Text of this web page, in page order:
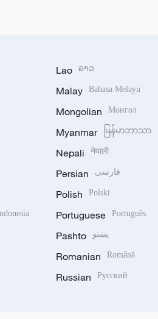
Lao ລາວ
Malay Bahasa Melayu
Mongolian Монгол
Myanmar မြန်မာဘာသာ
Nepali नेपाली
Persian فارسی
Polish Polski
Portuguese Português
Pashto پښتو
Romanian Română
Russian Русский